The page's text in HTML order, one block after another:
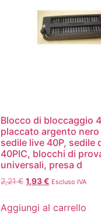
Blocco di bloccaggio
placcato argento nero
sedile live 40P, sedile
40PIC, blocchi di
universali, presa d
2,21€ 1,93€ Escluso IVA
Aggiungi al carrello